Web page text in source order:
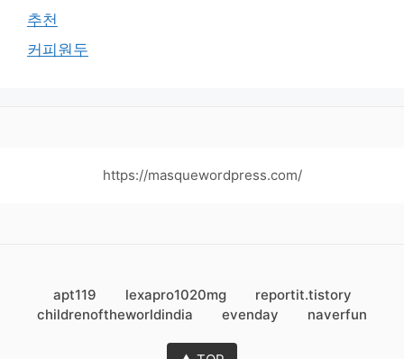
추천
커피원두
https://masquewordpress.com/
apt119 lexapro1020mg
reportit.tistory
childrenoftheworldindia
evenday naverfun